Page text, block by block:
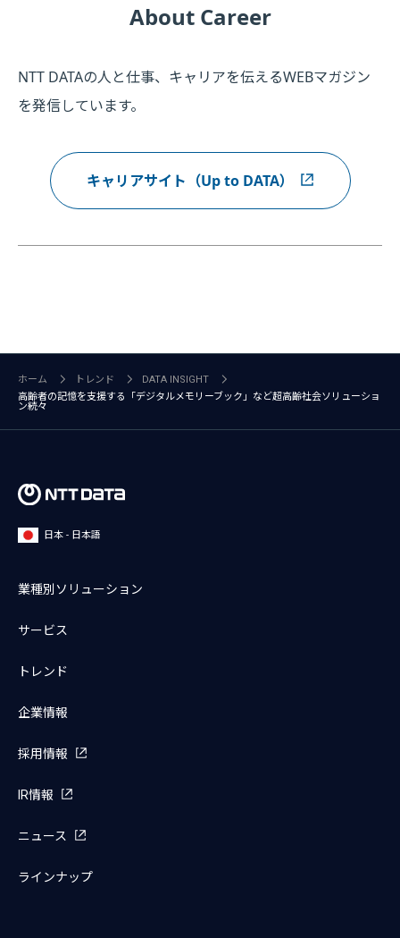
About Career
NTT DATAの人と仕事、キャリアを伝えるWEBマガジン
を発信しています。
キャリアサイト（Up to DATA）
ホーム トレンド
DATA INSIGHT
高齢者の記憶を支援する「デジタルメモリーブック」など超高齢社会ソリューショ
ン続々
日本 - 日本語
業種別ソリューション
サービス
トレンド
企業情報
採用情報
IR情報
ニュース
ラインナップ